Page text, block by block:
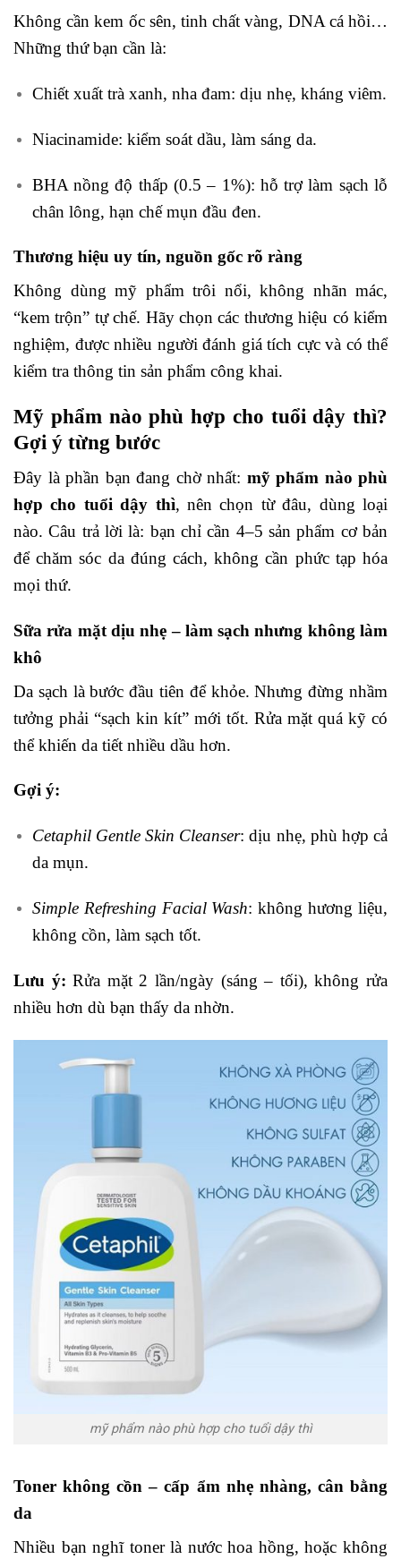
Không cần kem ốc sên, tinh chất vàng, DNA cá hồi…
Những thứ bạn cần là:
Chiết xuất trà xanh, nha đam: dịu nhẹ, kháng viêm.
Niacinamide: kiểm soát dầu, làm sáng da.
BHA nồng độ thấp (0.5 – 1%): hỗ trợ làm sạch lỗ
chân lông, hạn chế mụn đầu đen.
Thương hiệu uy tín, nguồn gốc rõ ràng
Không dùng mỹ phẩm trôi nổi, không nhãn mác,
“kem trộn” tự chế. Hãy chọn các thương hiệu có kiểm
nghiệm, được nhiều người đánh giá tích cực và có thể
kiểm tra thông tin sản phẩm công khai.
Mỹ phẩm nào phù hợp cho tuổi dậy thì?
Gợi ý từng bước
Đây là phần bạn đang chờ nhất: mỹ phẩm nào phù
hợp cho tuổi dậy thì, nên chọn từ đâu, dùng loại
nào. Câu trả lời là: bạn chỉ cần 4–5 sản phẩm cơ bản
để chăm sóc da đúng cách, không cần phức tạp hóa
mọi thứ.
Sữa rửa mặt dịu nhẹ – làm sạch nhưng không làm
khô
Da sạch là bước đầu tiên để khỏe. Nhưng đừng nhầm
tưởng phải “sạch kin kít” mới tốt. Rửa mặt quá kỹ có
thể khiến da tiết nhiều dầu hơn.
Gợi ý:
Cetaphil Gentle Skin Cleanser: dịu nhẹ, phù hợp cả
da mụn.
Simple Refreshing Facial Wash: không hương liệu,
không cồn, làm sạch tốt.
Lưu ý: Rửa mặt 2 lần/ngày (sáng – tối), không rửa
nhiều hơn dù bạn thấy da nhờn.
mỹ phẩm nào phù hợp cho tuổi dậy thì
Toner không cồn – cấp ẩm nhẹ nhàng, cân bằng
da
Nhiều bạn nghĩ toner là nước hoa hồng, hoặc không